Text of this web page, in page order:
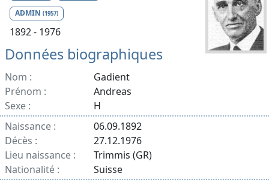
ADMIN (1957)
1892 - 1976
Données biographiques
Nom :
Gadient
Prénom :
Andreas
Sexe :
H
Naissance :
06.09.1892
Décès :
27.12.1976
Lieu naissance :
Trimmis (GR)
Nationalité :
Suisse